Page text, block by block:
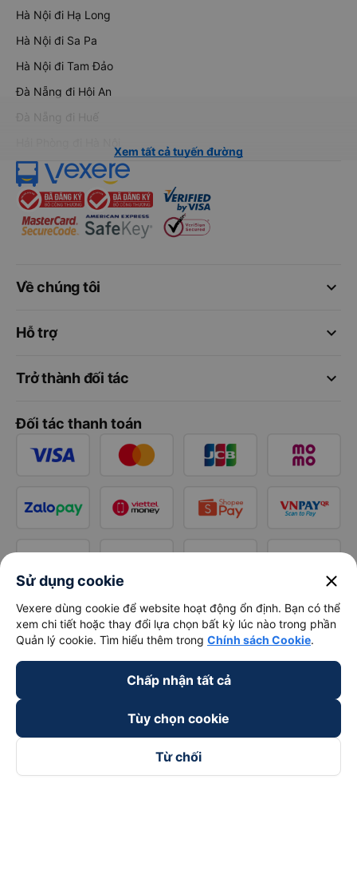
Hà Nội đi Hạ Long
Hà Nội đi Sa Pa
Hà Nội đi Tam Đảo
Đà Nẵng đi Hội An
Đà Nẵng đi Huế
Xem tất cả tuyến đường
keyboard_arrow_down
Về chúng tôi
keyboard_arrow_down
Hỗ trợ
keyboard_arrow_down
Trở thành đối tác
Đối tác thanh toán
Sử dụng cookie close
Vexere dùng cookie để website hoạt động ổn định. Bạn có thể
xem chi tiết hoặc thay đổi lựa chọn bất kỳ lúc nào trong phần
Quản lý cookie. Tìm hiểu thêm trong Chính sách Cookie.
Chấp nhận tất cả
Tùy chọn cookie
Từ chối